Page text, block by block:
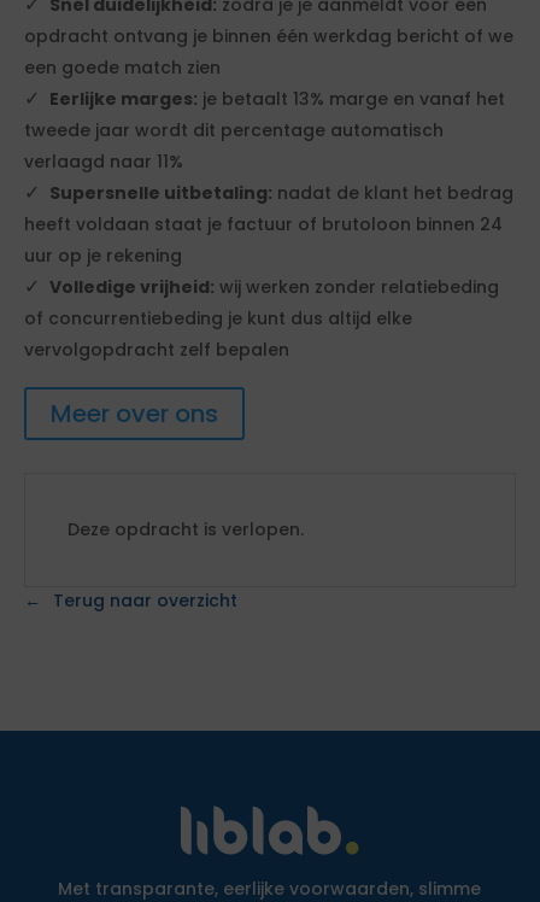
opdracht ontvang je binnen één werkdag bericht of we
een goede match zien
Eerlijke marges: je betaalt 13% marge en vanaf het
tweede jaar wordt dit percentage automatisch
verlaagd naar 11%
Supersnelle uitbetaling: nadat de klant het bedrag
heeft voldaan staat je factuur of brutoloon binnen 24
uur op je rekening
Volledige vrijheid: wij werken zonder relatiebeding
of concurrentiebeding je kunt dus altijd elke
vervolgopdracht zelf bepalen
Meer over ons
Deze opdracht is verlopen.
Terug naar overzicht
Met transparante, eerlijke voorwaarden, slimme